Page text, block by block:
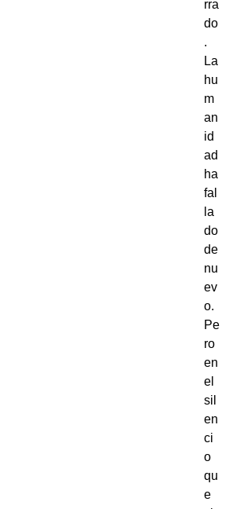
rra
do
.
La
hu
m
an
id
ad
ha
fal
la
do
de
nu
ev
o.
Pe
ro
en
el
sil
en
ci
o
qu
e